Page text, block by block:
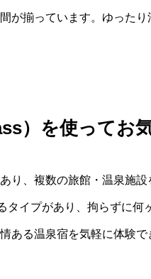
が揃っています。ゆった
）を使ってお
り、複数の旅館・温泉施
タイプがあり、拘らずに何
ある温泉宿を気軽に体験